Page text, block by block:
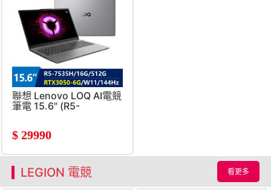
聯想 Lenovo LOQ AI電競
筆電 15.6" (R5-
$ 29990
LEGION 電競 看更多